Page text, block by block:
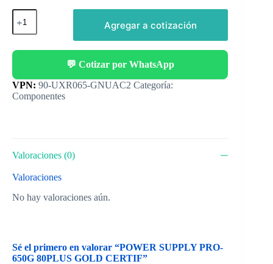
Agregar a cotización
💬 Cotizar por WhatsApp
Categoría:
Componentes
Valoraciones (0)
Valoraciones
No hay valoraciones aún.
Sé el primero en valorar “POWER SUPPLY PRO-
650G 80PLUS GOLD CERTIF”